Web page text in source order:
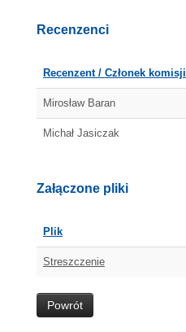
Recenzenci
Recenzent / Członek komisji
Mirosław Baran
Michał Jasiczak
Załączone pliki
Plik
Streszczenie
Powrót